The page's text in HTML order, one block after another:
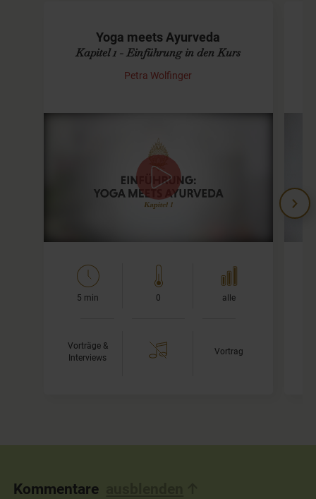
Yoga meets Ayurveda
Kapitel 1 - Einführung in den Kurs
Petra Wolfinger
Einführung in Yoga meets Ayurveda
Dies ist das erste Video des 10tägigen
Programmes "Yoga meets Ayurveda". Zum
gesamten Programm gelangst Du durch Klick auf
den roten Link direkt unter dem Video.
5 min 0 alle
Vorträge &
Interviews
Vortrag
Kommentare